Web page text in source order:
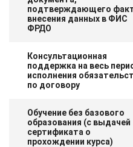
подтверждающего
внесения данных в ФИС
ФРДО
Консультационная
поддержка на весь
исполнения
по договору
Обучение без базового
образования (с выдачей
сертификата о
прохождении курса)